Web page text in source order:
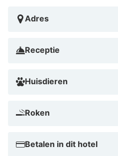
Adres
Receptie
Huisdieren
Roken
Betalen in dit hotel